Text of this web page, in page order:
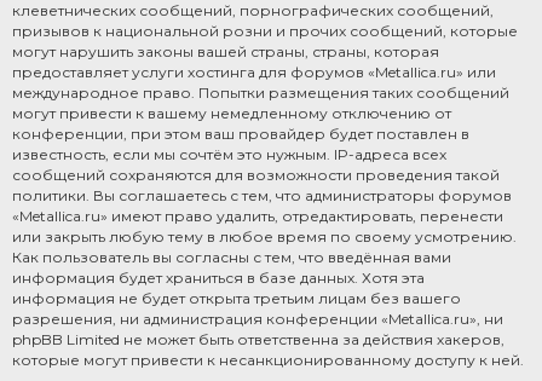
клеветнических сообщений, порнографических сообщений,
призывов к национальной розни и прочих сообщений, которые
могут нарушить законы вашей страны, страны, которая
предоставляет услуги хостинга для форумов «Metallica.ru» или
международное право. Попытки размещения таких сообщений
могут привести к вашему немедленному отключению от
конференции, при этом ваш провайдер будет поставлен в
известность, если мы сочтём это нужным. IP-адреса всех
сообщений сохраняются для возможности проведения такой
политики. Вы соглашаетесь с тем, что администраторы форумов
«Metallica.ru» имеют право удалить, отредактировать, перенести
или закрыть любую тему в любое время по своему усмотрению.
Как пользователь вы согласны с тем, что введённая вами
информация будет храниться в базе данных. Хотя эта
информация не будет открыта третьим лицам без вашего
разрешения, ни администрация конференции «Metallica.ru», ни
phpBB Limited не может быть ответственна за действия хакеров,
которые могут привести к несанкционированному доступу к ней.